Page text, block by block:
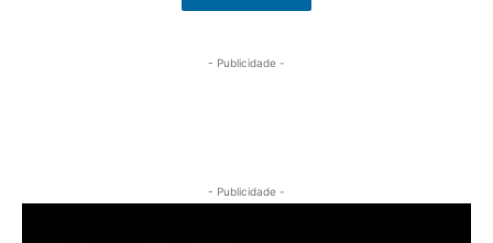
- Publicidade -
- Publicidade -